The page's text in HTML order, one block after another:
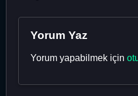
Yorum Yaz
Yorum yapabilmek için